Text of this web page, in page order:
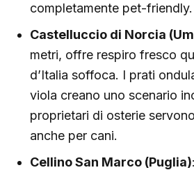
completamente pet-friendly.
Castelluccio di Norcia
metri, offre respiro fresco
d’Italia soffoca. I prati
viola creano uno scenario
proprietari di osterie
anche per cani.
Cellino San Marco (Puglia)